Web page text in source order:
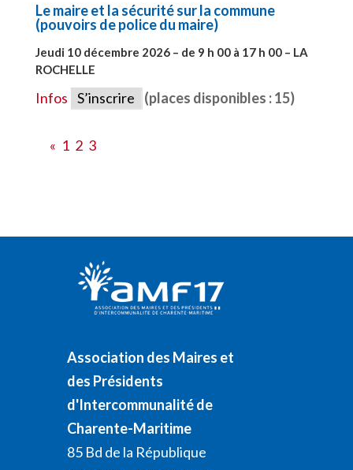
Le maire et la sécurité sur la commune
(pouvoirs de police du maire)
Jeudi 10 décembre 2026 – de 9 h 00 à 17 h 00 – LA
ROCHELLE
Infos S’inscrire (places disponibles : 15)
« 1 2 3
Association des Maires et
des Présidents
d'Intercommunalité de
Charente-Maritime
85 Bd de la République